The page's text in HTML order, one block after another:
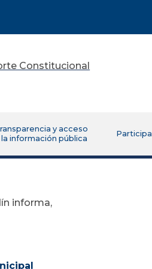
y acceso
la información pública
Participa
informa,